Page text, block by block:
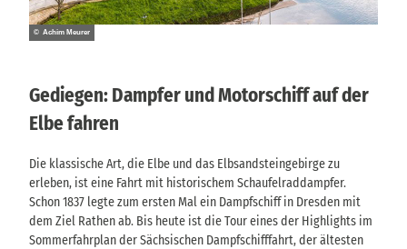
© Achim Meurer
Gediegen: Dampfer und Motorschiff auf der
Elbe fahren
Die klassische Art, die Elbe und das Elbsandsteingebirge zu
erleben, ist eine Fahrt mit historischem Schaufelraddampfer.
Schon 1837 legte zum ersten Mal ein Dampfschiff in Dresden mit
dem Ziel Rathen ab. Bis heute ist die Tour eines der Highlights im
Sommerfahrplan der Sächsischen Dampfschifffahrt, der ältesten